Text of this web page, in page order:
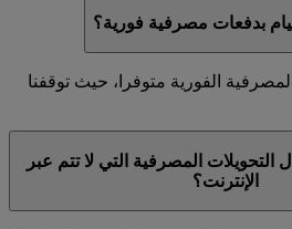
بدفعات مصرفية فورية؟
الفورية متوفرا، حيث توقفنا
التحويلات المصرفية التي لا تتم عبر
الإنترنت؟